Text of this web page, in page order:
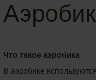
Что такое аэробика
В аэробике